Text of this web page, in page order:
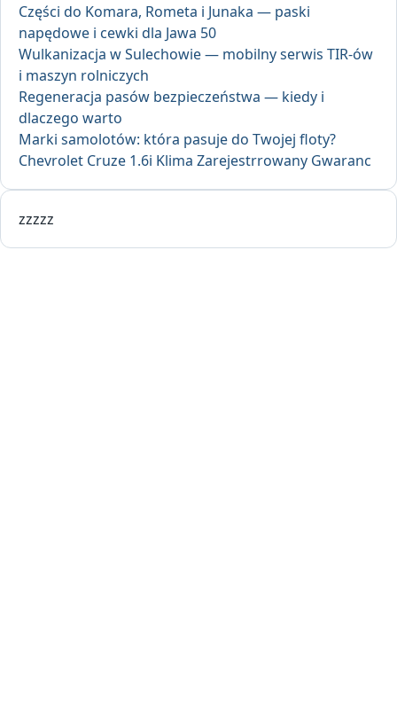
Części do Komara, Rometa i Junaka — paski
napędowe i cewki dla Jawa 50
Wulkanizacja w Sulechowie — mobilny serwis TIR-ów
i maszyn rolniczych
Regeneracja pasów bezpieczeństwa — kiedy i
dlaczego warto
Marki samolotów: która pasuje do Twojej floty?
Chevrolet Cruze 1.6i Klima Zarejestrrowany Gwaranc
zzzzz